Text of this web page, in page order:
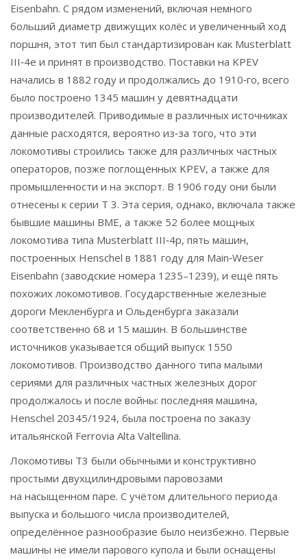
Eisenbahn. С рядом изменений, включая немного
больший диаметр движущих колёс и увеличенный ход
поршня, этот тип был стандартизирован как Musterblatt
III‑4e и принят в производство. Поставки на KPEV
начались в 1882 году и продолжались до 1910‑го, всего
было построено 1345 машин у девятнадцати
производителей. Приводимые в различных источниках
данные расходятся, вероятно из‑за того, что эти
локомотивы строились также для различных частных
операторов, позже поглощённых KPEV, а также для
промышленности и на экспорт. В 1906 году они были
отнесены к серии T 3. Эта серия, однако, включала также
бывшие машины BME, а также 52 более мощных
локомотива типа Musterblatt III‑4p, пять машин,
построенных Henschel в 1881 году для Main‑Weser
Eisenbahn (заводские номера 1235–1239), и ещё пять
похожих локомотивов. Государственные железные
дороги Мекленбурга и Ольденбурга заказали
соответственно 68 и 15 машин. В большинстве
источников указывается общий выпуск 1550
локомотивов. Производство данного типа малыми
сериями для различных частных железных дорог
продолжалось и после войны: последняя машина,
Henschel 20345/1924, была построена по заказу
итальянской Ferrovia Alta Valtellina.
Локомотивы T3 были обычными и конструктивно
простыми двухцилиндровыми паровозами
на насыщенном паре. С учётом длительного периода
выпуска и большого числа производителей,
определённое разнообразие было неизбежно. Первые
машины не имели парового купола и были оснащены